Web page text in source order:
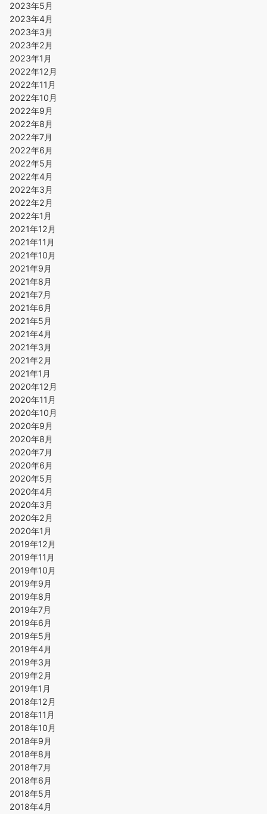
2023年5月
2023年4月
2023年3月
2023年2月
2023年1月
2022年12月
2022年11月
2022年10月
2022年9月
2022年8月
2022年7月
2022年6月
2022年5月
2022年4月
2022年3月
2022年2月
2022年1月
2021年12月
2021年11月
2021年10月
2021年9月
2021年8月
2021年7月
2021年6月
2021年5月
2021年4月
2021年3月
2021年2月
2021年1月
2020年12月
2020年11月
2020年10月
2020年9月
2020年8月
2020年7月
2020年6月
2020年5月
2020年4月
2020年3月
2020年2月
2020年1月
2019年12月
2019年11月
2019年10月
2019年9月
2019年8月
2019年7月
2019年6月
2019年5月
2019年4月
2019年3月
2019年2月
2019年1月
2018年12月
2018年11月
2018年10月
2018年9月
2018年8月
2018年7月
2018年6月
2018年5月
2018年4月